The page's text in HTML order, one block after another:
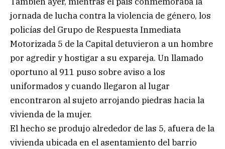
jornada de lucha contra la violencia de género, los
policías del Grupo de Respuesta Inmediata
Motorizada 5 de la Capital detuvieron a un hombre
por agredir y hostigar a su expareja. Un llamado
oportuno al 911 puso sobre aviso a los
uniformados y cuando llegaron al lugar
encontraron al sujeto arrojando piedras hacia la
vivienda de la mujer.
El hecho se produjo alrededor de las 5, afuera de la
vivienda ubicada en el asentamiento del barrio